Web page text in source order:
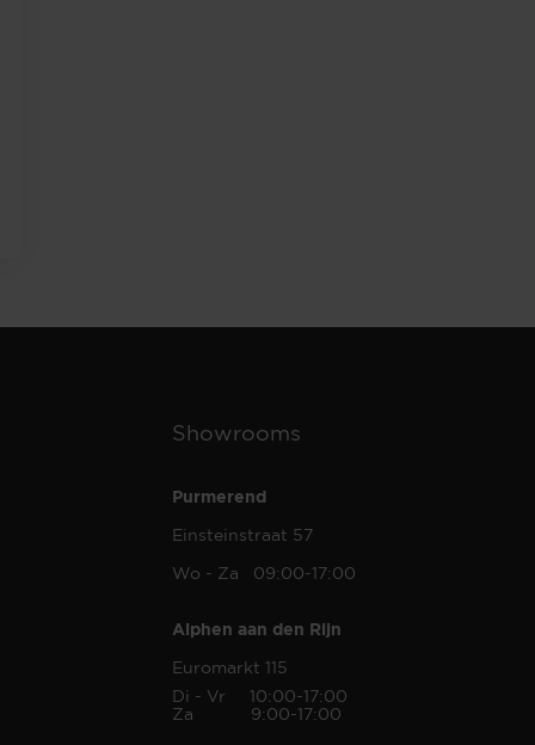
Showrooms
Purmerend
Einsteinstraat 57
Wo - Za 09:00-17:00
Alphen aan den Rijn
Euromarkt 115
Di - Vr 10:00-17:00
Za 9:00-17:00